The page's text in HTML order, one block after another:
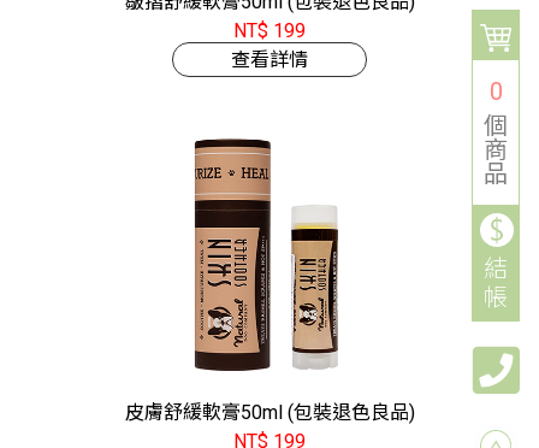
0
個
商
品
結
帳
NT$ 199
查看詳情
皮膚舒緩軟膏50ml (包裝退色良品)
NT$ 199